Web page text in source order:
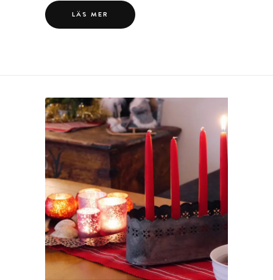
LÄS MER